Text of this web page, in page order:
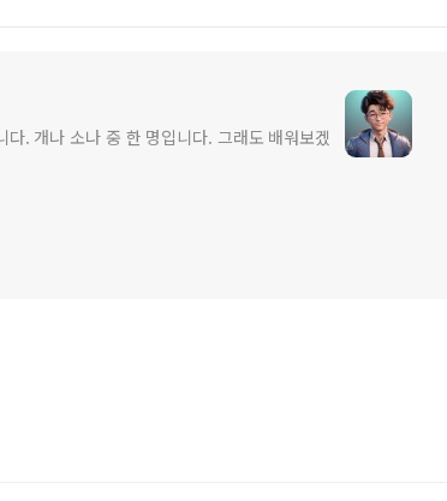
. 개나 소나 중 한 명입니다. 그래도 배워보겠